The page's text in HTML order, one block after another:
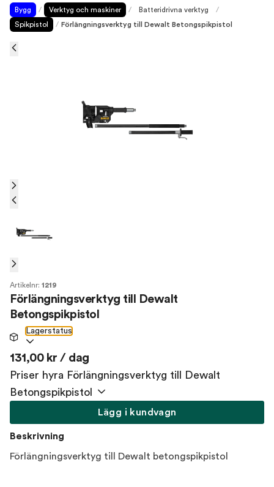
Bygg / Verktyg och maskiner / Batteridrivna verktyg
/
Spikpistol
/ Förlängningsverktyg till Dewalt Betongspikpistol
Artikelnr: 1219
Förlängningsverktyg till Dewalt
Betongspikpistol
Lagerstatus
131,00 kr / dag
Priser hyra Förlängningsverktyg till Dewalt
Betongspikpistol
Lägg i kundvagn
Beskrivning
Förlängningsverktyg till Dewalt betongspikpistol